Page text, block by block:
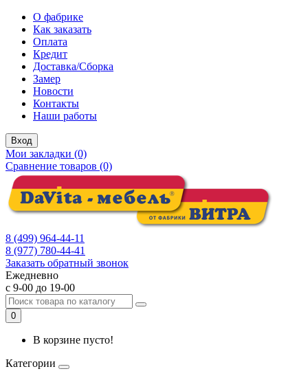
О фабрике
Как заказать
Оплата
Кредит
Доставка/Сборка
Замер
Новости
Контакты
Наши работы
Вход
Мои закладки (0)
Сравнение товаров (0)
8 (499) 964-44-11
8 (977) 780-44-41
Заказать обратный звонок
Ежедневно
с 9-00 до 19-00
0
В корзине пусто!
Категории